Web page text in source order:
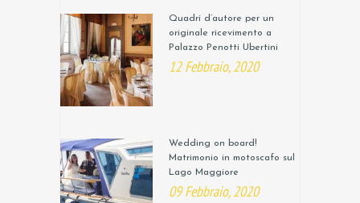
Quadri d’autore per un
originale ricevimento a
Palazzo Penotti Ubertini
12 Febbraio, 2020
Wedding on board!
Matrimonio in motoscafo sul
Lago Maggiore
09 Febbraio, 2020